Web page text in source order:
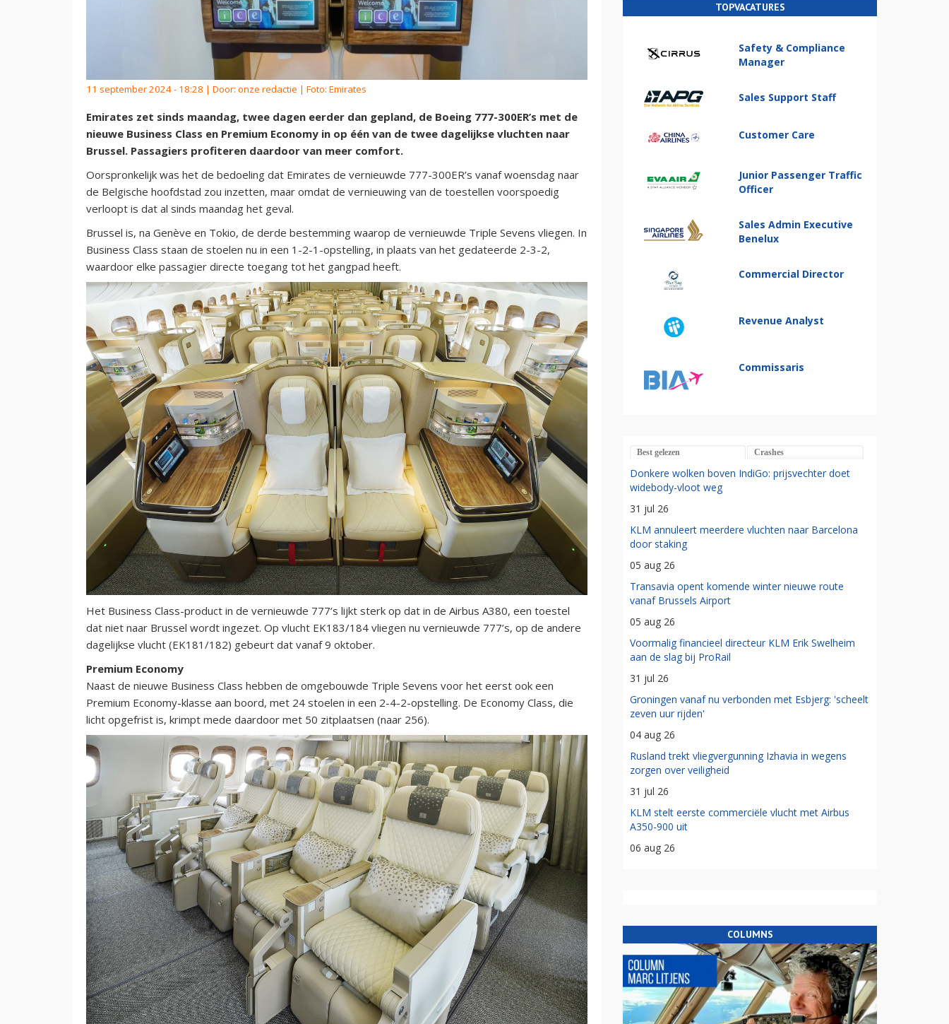
11 september 2024 - 18:28 | Door: onze redactie | Foto: Emirates
Emirates zet sinds maandag, twee dagen eerder dan gepland, de Boeing 777-300ER’s met de
nieuwe Business Class en Premium Economy in op één van de twee dagelijkse vluchten naar
Brussel. Passagiers profiteren daardoor van meer comfort.
Oorspronkelijk was het de bedoeling dat Emirates de vernieuwde 777-300ER’s vanaf woensdag naar
de Belgische hoofdstad zou inzetten, maar omdat de vernieuwing van de toestellen voorspoedig
verloopt is dat al sinds maandag het geval.
Brussel is, na Genève en Tokio, de derde bestemming waarop de vernieuwde Triple Sevens vliegen. In
Business Class staan de stoelen nu in een 1-2-1-opstelling, in plaats van het gedateerde 2-3-2,
waardoor elke passagier directe toegang tot het gangpad heeft.
Het Business Class-product in de vernieuwde 777’s lijkt sterk op dat in de Airbus A380, een toestel
dat niet naar Brussel wordt ingezet. Op vlucht EK183/184 vliegen nu vernieuwde 777’s, op de andere
dagelijkse vlucht (EK181/182) gebeurt dat vanaf 9 oktober.
Premium Economy
Naast de nieuwe Business Class hebben de omgebouwde Triple Sevens voor het eerst ook een
Premium Economy-klasse aan boord, met 24 stoelen in een 2-4-2-opstelling. De Economy Class, die
licht opgefrist is, krimpt mede daardoor met 50 zitplaatsen (naar 256).
TOPVACATURES
Safety & Compliance
Manager
Sales Support Staff
Customer Care
Junior Passenger Traffic
Officer
Sales Admin Executive
Benelux
Commercial Director
Revenue Analyst
Commissaris
Best gelezen Crashes
Donkere wolken boven IndiGo: prijsvechter doet
widebody-vloot weg
31 jul 26
KLM annuleert meerdere vluchten naar Barcelona
door staking
05 aug 26
Transavia opent komende winter nieuwe route
vanaf Brussels Airport
05 aug 26
Voormalig financieel directeur KLM Erik Swelheim
aan de slag bij ProRail
31 jul 26
Groningen vanaf nu verbonden met Esbjerg: 'scheelt
zeven uur rijden'
04 aug 26
Rusland trekt vliegvergunning Izhavia in wegens
zorgen over veiligheid
31 jul 26
KLM stelt eerste commerciële vlucht met Airbus
A350-900 uit
06 aug 26
COLUMNS